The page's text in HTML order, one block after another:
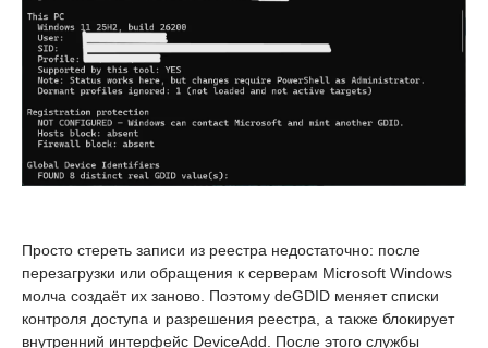
Просто стереть записи из реестра недостаточно: после
перезагрузки или обращения к серверам Microsoft Windows
молча создаёт их заново. Поэтому deGDID меняет списки
контроля доступа и разрешения реестра, а также блокирует
внутренний интерфейс DeviceAdd. После этого службы